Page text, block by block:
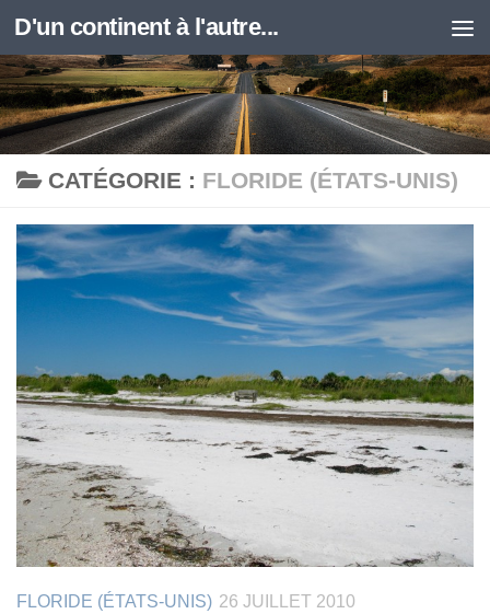
Skip to content
D'un continent à l'autre...
CATÉGORIE : FLORIDE (ÉTATS-UNIS)
FLORIDE (ÉTATS-UNIS) 26 JUILLET 2010